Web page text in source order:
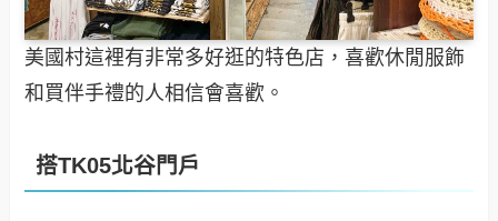
美國村這裡有非常多好逛的特色店，喜歡休閒服飾
和買伴手禮的人相信會喜歡。
搭TK05北谷門戶